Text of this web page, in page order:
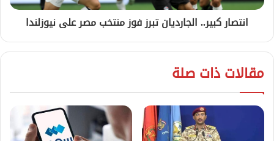
انتصار كبير.. الجارديان تبرز فوز منتخب مصر على نيوزلندا
مقالات ذات صلة